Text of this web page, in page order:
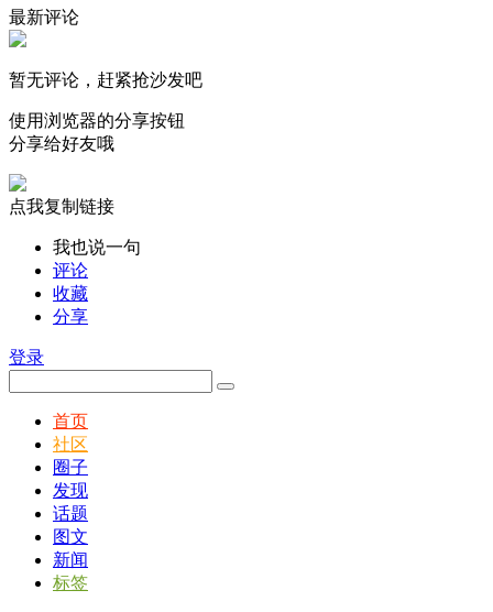
最新评论
暂无评论，赶紧抢沙发吧
使用浏览器的分享按钮
分享给好友哦
点我复制链接
我也说一句
评论
收藏
分享
登录
首页
社区
圈子
发现
话题
图文
新闻
标签